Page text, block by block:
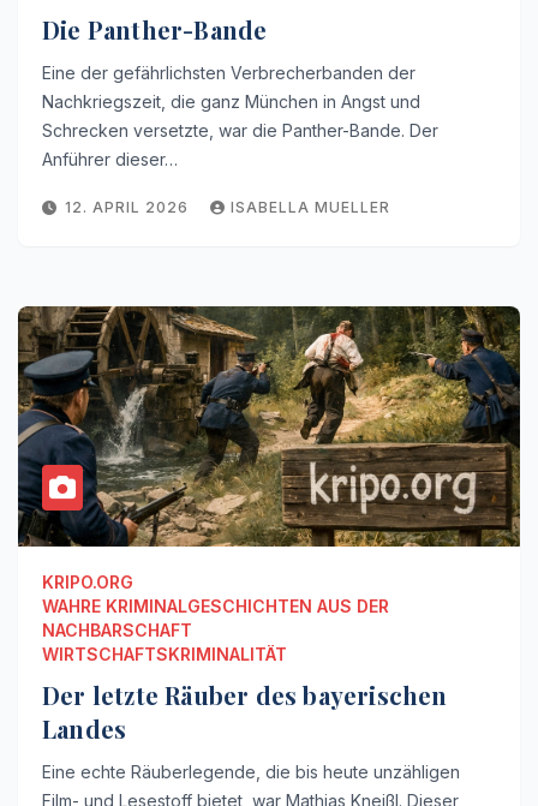
Die Panther-Bande
Eine der gefährlichsten Verbrecherbanden der
Nachkriegszeit, die ganz München in Angst und
Schrecken versetzte, war die Panther-Bande. Der
Anführer dieser…
12. APRIL 2026 ISABELLA MUELLER
KRIPO.ORG
WAHRE KRIMINALGESCHICHTEN AUS DER
NACHBARSCHAFT
WIRTSCHAFTSKRIMINALITÄT
Der letzte Räuber des bayerischen
Landes
Eine echte Räuberlegende, die bis heute unzähligen
Film- und Lesestoff bietet, war Mathias Kneißl. Dieser